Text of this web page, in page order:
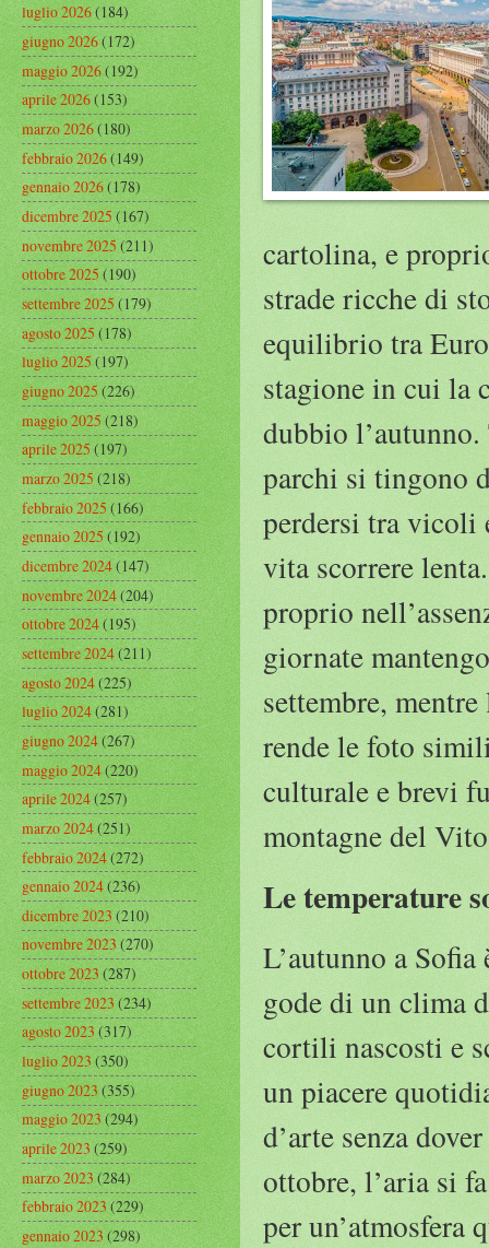
cartolina, e
strade ricche di
equilibrio tra
stagione in cui la
dubbio
parchi si tingono
perdersi tra vicoli
vita scorrere
proprio
giornate
settembre,
rende le foto
culturale e brevi
montagne del
Le temperature
L’autunno a
gode di un clima
cortili nascosti e
un piacere
d’arte senza
ottobre, l’aria si
per un’atmosfera
luglio 2026(184)
giugno 2026(172)
maggio 2026(192)
aprile 2026(153)
marzo 2026(180)
febbraio 2026(149)
gennaio 2026(178)
dicembre 2025(167)
novembre 2025(211)
ottobre 2025(190)
settembre 2025(179)
agosto 2025(178)
luglio 2025(197)
giugno 2025(226)
maggio 2025(218)
aprile 2025(197)
marzo 2025(218)
febbraio 2025(166)
gennaio 2025(192)
dicembre 2024(147)
novembre 2024(204)
ottobre 2024(195)
settembre 2024(211)
agosto 2024(225)
luglio 2024(281)
giugno 2024(267)
maggio 2024(220)
aprile 2024(257)
marzo 2024(251)
febbraio 2024(272)
gennaio 2024(236)
dicembre 2023(210)
novembre 2023(270)
ottobre 2023(287)
settembre 2023(234)
agosto 2023(317)
luglio 2023(350)
giugno 2023(355)
maggio 2023(294)
aprile 2023(259)
marzo 2023(284)
febbraio 2023(229)
gennaio 2023(298)